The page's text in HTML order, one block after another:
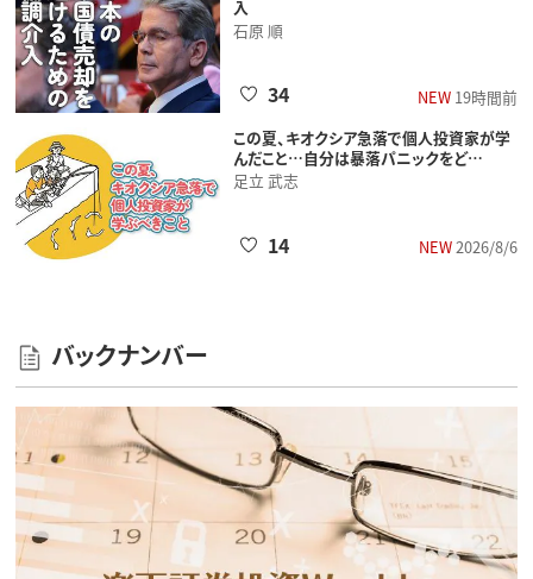
入
石原 順
NEW19時間前
34
この夏、キオクシア急落で個人投資家が学
んだこと…自分は暴落パニックをど…
足立 武志
NEW2026/8/6
14
バックナンバー